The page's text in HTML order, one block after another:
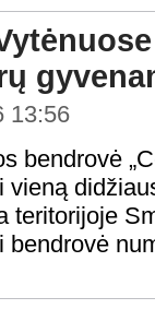
13:56
bendrovė
teritorijoje